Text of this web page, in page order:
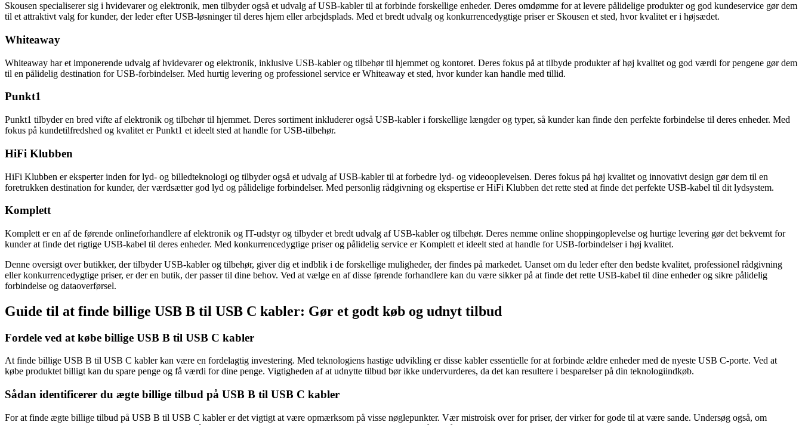
Skousen specialiserer sig i hvidevarer og elektronik, men tilbyder også et udvalg af USB-kabler til at forbinde forskellige enheder. Deres omdømme for at levere pålidelige produkter og god kundeservice gør dem
til et attraktivt valg for kunder, der leder efter USB-løsninger til deres hjem eller arbejdsplads. Med et bredt udvalg og konkurrencedygtige priser er Skousen et sted, hvor kvalitet er i højsædet.
Whiteaway
Whiteaway har et imponerende udvalg af hvidevarer og elektronik, inklusive USB-kabler og tilbehør til hjemmet og kontoret. Deres fokus på at tilbyde produkter af høj kvalitet og god værdi for pengene gør dem
til en pålidelig destination for USB-forbindelser. Med hurtig levering og professionel service er Whiteaway et sted, hvor kunder kan handle med tillid.
Punkt1
Punkt1 tilbyder en bred vifte af elektronik og tilbehør til hjemmet. Deres sortiment inkluderer også USB-kabler i forskellige længder og typer, så kunder kan finde den perfekte forbindelse til deres enheder. Med
fokus på kundetilfredshed og kvalitet er Punkt1 et ideelt sted at handle for USB-tilbehør.
HiFi Klubben
HiFi Klubben er eksperter inden for lyd- og billedteknologi og tilbyder også et udvalg af USB-kabler til at forbedre lyd- og videooplevelsen. Deres fokus på høj kvalitet og innovativt design gør dem til en
foretrukken destination for kunder, der værdsætter god lyd og pålidelige forbindelser. Med personlig rådgivning og ekspertise er HiFi Klubben det rette sted at finde det perfekte USB-kabel til dit lydsystem.
Komplett
Komplett er en af de førende onlineforhandlere af elektronik og IT-udstyr og tilbyder et bredt udvalg af USB-kabler og tilbehør. Deres nemme online shoppingoplevelse og hurtige levering gør det bekvemt for
kunder at finde det rigtige USB-kabel til deres enheder. Med konkurrencedygtige priser og pålidelig service er Komplett et ideelt sted at handle for USB-forbindelser i høj kvalitet.
Denne oversigt over butikker, der tilbyder USB-kabler og tilbehør, giver dig et indblik i de forskellige muligheder, der findes på markedet. Uanset om du leder efter den bedste kvalitet, professionel rådgivning
eller konkurrencedygtige priser, er der en butik, der passer til dine behov. Ved at vælge en af disse førende forhandlere kan du være sikker på at finde det rette USB-kabel til dine enheder og sikre pålidelig
forbindelse og dataoverførsel.
Guide til at finde billige USB B til USB C kabler: Gør et godt køb og udnyt tilbud
Fordele ved at købe billige USB B til USB C kabler
At finde billige USB B til USB C kabler kan være en fordelagtig investering. Med teknologiens hastige udvikling er disse kabler essentielle for at forbinde ældre enheder med de nyeste USB C-porte. Ved at
købe produktet billigt kan du spare penge og få værdi for dine penge. Vigtigheden af at udnytte tilbud bør ikke undervurderes, da det kan resultere i besparelser på din teknologiindkøb.
Sådan identificerer du ægte billige tilbud på USB B til USB C kabler
For at finde ægte billige tilbud på USB B til USB C kabler er det vigtigt at være opmærksom på visse nøglepunkter. Vær mistroisk over for priser, der virker for gode til at være sande. Undersøg også, om